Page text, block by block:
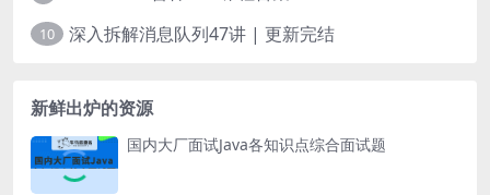
10 深入拆解消息队列47讲 | 更新完结
新鲜出炉的资源
国内大厂面试Java各知识点综合面试题